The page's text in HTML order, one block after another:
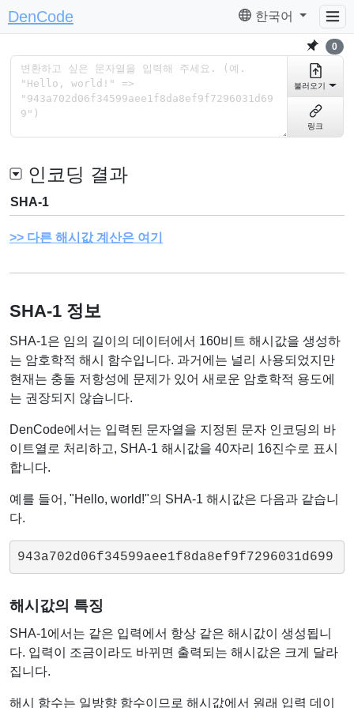
DenCode 한국어
0
불러오기
링크
인코딩 결과
SHA-1
다른 해시값 계산은 여기
SHA-1 정보
SHA-1은 임의 길이의 데이터에서 160비트 해시값을 생성하
는 암호학적 해시 함수입니다. 과거에는 널리 사용되었지만
현재는 충돌 저항성에 문제가 있어 새로운 암호학적 용도에
는 권장되지 않습니다.
DenCode에서는 입력된 문자열을 지정된 문자 인코딩의 바
이트열로 처리하고, SHA-1 해시값을 40자리 16진수로 표시
합니다.
예를 들어, "Hello, world!"의 SHA-1 해시값은 다음과 같습니
다.
943a702d06f34599aee1f8da8ef9f7296031d699
해시값의 특징
SHA-1에서는 같은 입력에서 항상 같은 해시값이 생성됩니
다. 입력이 조금이라도 바뀌면 출력되는 해시값은 크게 달라
집니다.
해시 함수는 일방향 함수이므로 해시값에서 원래 입력 데이